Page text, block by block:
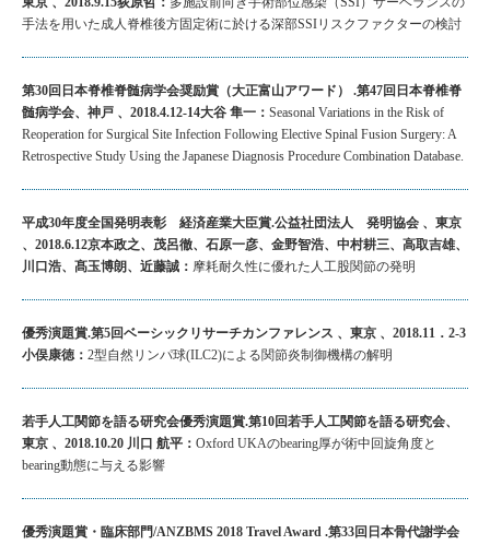
手法を用いた成人脊椎後方固定術に於ける深部SSIリスクファクターの検討
第30回日本脊椎脊髄病学会奨励賞（大正富山アワード） .第47回日本脊椎脊
髄病学会、神戸 、2018.4.12-14大谷 隼一： Seasonal Variations in the Risk of
Reoperation for Surgical Site Infection Following Elective Spinal Fusion Surgery: A
Retrospective Study Using the Japanese Diagnosis Procedure Combination Database.
平成30年度全国発明表彰 経済産業大臣賞.公益社団法人 発明協会 、東京
、2018.6.12京本政之、茂呂徹、石原一彦、金野智浩、中村耕三、高取吉雄、
川口浩、髙玉博朗、近藤誠： 摩耗耐久性に優れた人工股関節の発明
優秀演題賞.第5回ベーシックリサーチカンファレンス 、東京 、2018.11．2-3
小俣康徳： 2型自然リンパ球(ILC2)による関節炎制御機構の解明
若手人工関節を語る研究会優秀演題賞.第10回若手人工関節を語る研究会、
東京 、2018.10.20 川口 航平： Oxford UKAのbearing厚が術中回旋角度と
bearing動態に与える影響
優秀演題賞・臨床部門/ANZBMS 2018 Travel Award .第33回日本骨代謝学会